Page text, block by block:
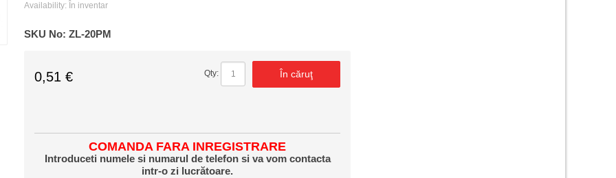
Availability: În inventar
SKU No:ZL-20PM
0,51 € Qty: În căruţ
COMANDA FARA INREGISTRARE
Introduceti numele si numarul de telefon si va vom contacta
intr-o zi lucrătoare.